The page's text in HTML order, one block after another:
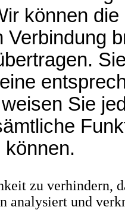
können
Verbindung
Sie
können.